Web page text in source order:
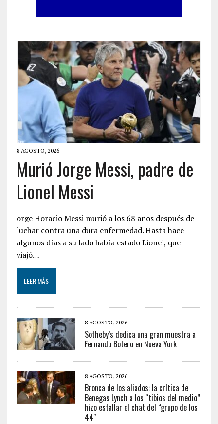
8 AGOSTO, 2026
Murió Jorge Messi, padre de
Lionel Messi
orge Horacio Messi murió a los 68 años después de
luchar contra una dura enfermedad. Hasta hace
algunos días a su lado había estado Lionel, que
viajó…
LEER MÁS
8 AGOSTO, 2026
Sotheby’s dedica una gran muestra a
Fernando Botero en Nueva York
8 AGOSTO, 2026
Bronca de los aliados: la crítica de
Benegas Lynch a los “tibios del medio”
hizo estallar el chat del “grupo de los
44″